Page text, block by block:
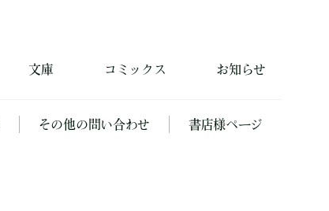
文庫 コミックス お知らせ
その他の問い合わせ 書店様ページ